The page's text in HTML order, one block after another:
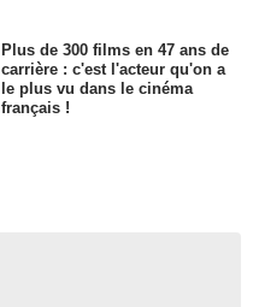
Plus de 300 films en 47 ans de
carrière : c'est l'acteur qu'on a
le plus vu dans le cinéma
français !